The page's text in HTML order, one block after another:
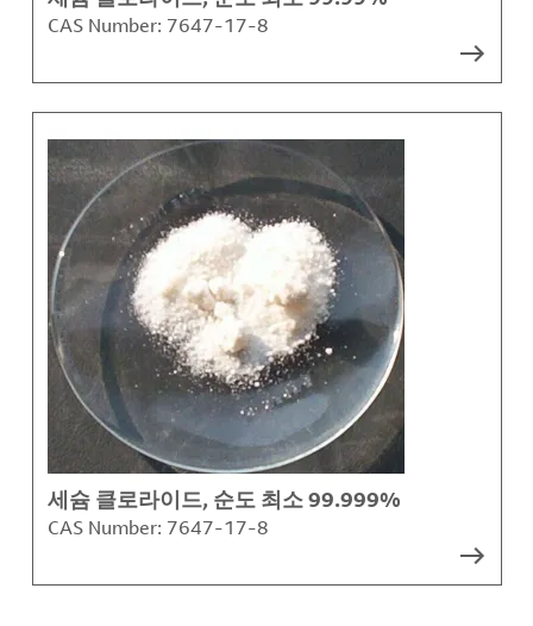
CAS Number: 7647-17-8
세슘 클로라이드, 순도 최소 99.999%
CAS Number: 7647-17-8